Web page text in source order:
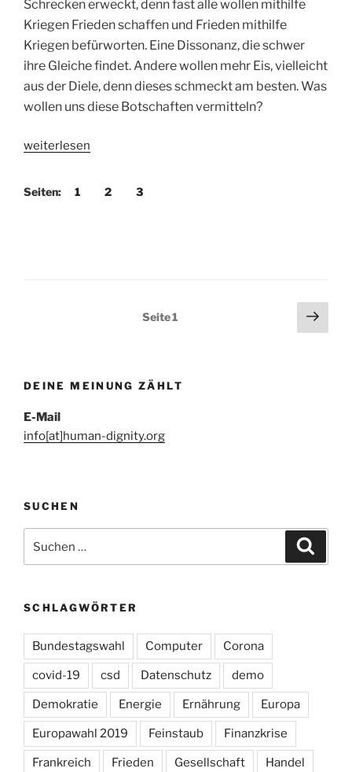
Schrecken erweckt, denn fast alle wollen mithilfe
Kriegen Frieden schaffen und Frieden mithilfe
Kriegen befürworten. Eine Dissonanz, die schwer
ihre Gleiche findet. Andere wollen mehr Eis, vielleicht
aus der Diele, denn dieses schmeckt am besten. Was
wollen uns diese Botschaften vermitteln?
„Nach
weiterlesen
Seiten: 1 2 3
Seitennummerierung
Seite1
DEINE MEINUNG ZÄHLT
E-Mail
info[at]human-dignity.org
SUCHEN
nach:
SCHLAGWÖRTER
Bundestagswahl Computer Corona
covid-19 csd Datenschutz demo
Demokratie Energie Ernährung Europa
Europawahl 2019 Feinstaub Finanzkrise
Frankreich Frieden Gesellschaft Handel